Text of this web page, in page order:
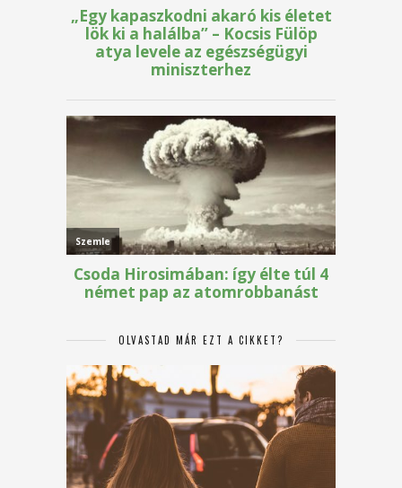
OLVASTAD MÁR EZT A CIKKET?